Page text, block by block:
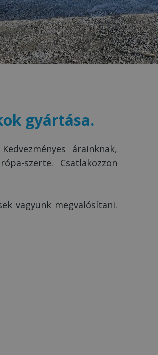
gyártása.
árainknak,
szerte. Csatlakozzon
vagyunk megvalósítani.